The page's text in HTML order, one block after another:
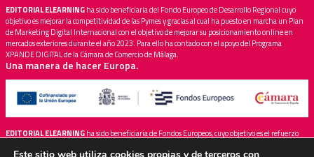
EDITORIAL ELEARNINGha sido beneficiaria del Fondo Europeo de Desarrollo Regional cuyo
objetivo es mejorar la competitividad de las Pymes y gracias al cual ha puesto en marcha un Plan
de Marketing Digital Internacional con el objetivo de mejorar su posicionamiento online en
mercados exteriores durante el año 2023. Para ello ha contado con el apoyo del Programa
XPANDE DIGITAL de la Cámara de Comercio de Málaga.
Una manera de hacer Europa.
EDITORIAL ELEARNINGha sido beneficiaria de Fondos Europeos, cuyo objetivo es el refuerzo